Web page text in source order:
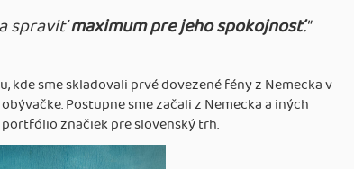
spraviťmaximum pre jeho spokojnosť."
kde sme skladovali prvé dovezené fény z Nemecka v
Postupne sme začali z Nemecka a iných
značiek pre slovenský trh.